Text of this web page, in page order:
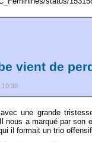
vient de
10:30
avec une grande
nous a marqué par
il formait un trio